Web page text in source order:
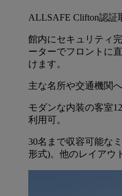
ALLSAFE Clifton認証
館内にセキュリティ
ーターでフロントに
けます。
主な名所や交通機関へ
モダンな内装の客室
利用可。
30名まで収容可能な
形式)。他のレイアウ